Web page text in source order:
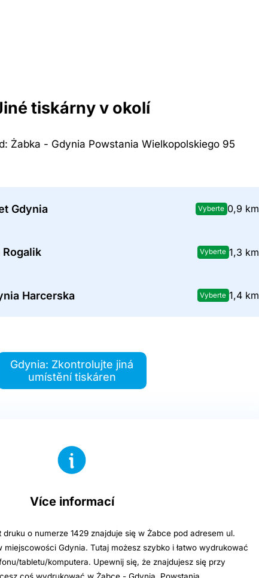
tiskárny v okolí
Żabka - Gdynia Powstania Wielkopolskiego 95
Gdynia Vyberte 0,9 km
Vyberte 1,3 km
Harcerska Vyberte 1,4 km
Gdynia: Zkontrolujte jiná
umístění tiskáren
Více informací
o numerze 1429 znajduje się w Żabce pod adresem ul.
miejscowości Gdynia. Tutaj możesz szybko i łatwo wydrukować
tabletu/komputera. Upewnij się, że znajdujesz się przy